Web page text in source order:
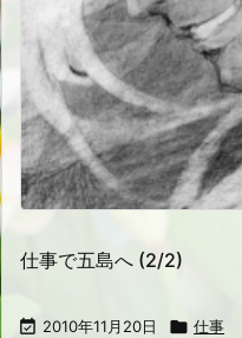
仕事で五島へ (2/2)
 2010年11月20日  仕事